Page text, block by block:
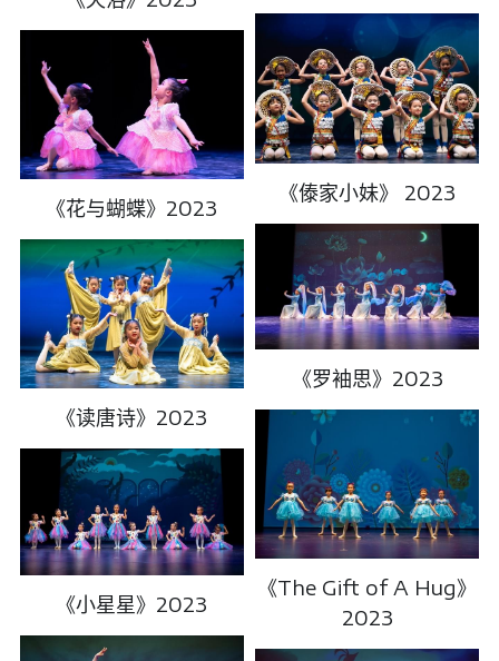
《花与蝴蝶》2023
《读唐诗》2023
《小星星》2023
《傣家小妹》 2023
《罗袖思》2023
《The Gift of A Hug》
2023